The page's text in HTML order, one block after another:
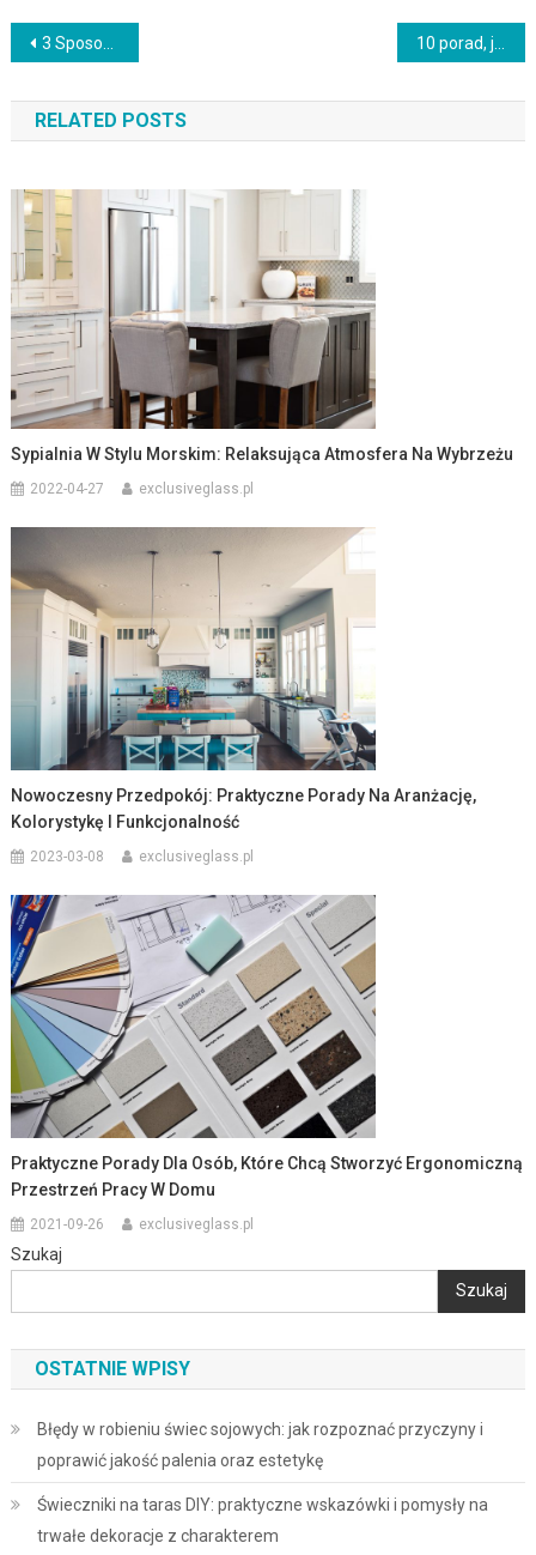
Nawigacja
wpisu
3 Sposoby na udekorowanie pokoju szklaną sztuką
RELATED POSTS
Sypialnia W Stylu Morskim: Relaksująca Atmosfera Na Wybrzeżu
2022-04-27 exclusiveglass.pl
Nowoczesny Przedpokój: Praktyczne Porady Na Aranżację,
Kolorystykę I Funkcjonalność
2023-03-08 exclusiveglass.pl
Praktyczne Porady Dla Osób, Które Chcą Stworzyć Ergonomiczną
Przestrzeń Pracy W Domu
2021-09-26 exclusiveglass.pl
Szukaj
Szukaj
OSTATNIE WPISY
Błędy w robieniu świec sojowych: jak rozpoznać przyczyny i
poprawić jakość palenia oraz estetykę
Świeczniki na taras DIY: praktyczne wskazówki i pomysły na
trwałe dekoracje z charakterem